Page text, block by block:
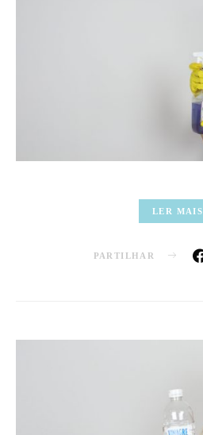
LER MAIS
PARTILHAR